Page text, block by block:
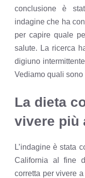
conclusione è
indagine che ha
per capire quale
salute. La ricerca
digiuno
Vediamo quali
La dieta
vivere più
L’indagine è stata
California al fine
corretta per vivere